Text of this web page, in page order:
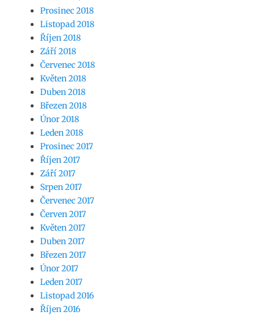
Prosinec 2018
Listopad 2018
Říjen 2018
Září 2018
Červenec 2018
Květen 2018
Duben 2018
Březen 2018
Únor 2018
Leden 2018
Prosinec 2017
Říjen 2017
Září 2017
Srpen 2017
Červenec 2017
Červen 2017
Květen 2017
Duben 2017
Březen 2017
Únor 2017
Leden 2017
Listopad 2016
Říjen 2016